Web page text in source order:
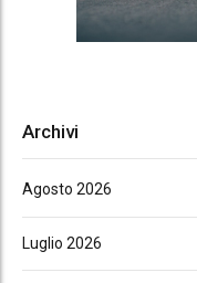
Archivi
Agosto 2026
Luglio 2026